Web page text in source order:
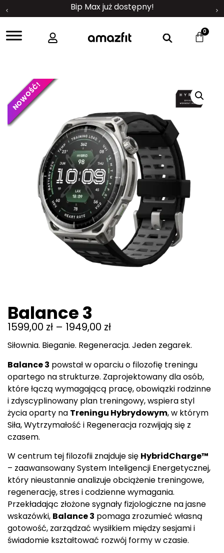
Bip Max już dostępny!
0
NOWOŚĆ!
NOWOŚĆ!
NOWOŚĆ!
NOWOŚĆ!
NOWOŚĆ!
NOWOŚĆ!
NOWOŚĆ!
NOWOŚĆ!
Balance 3
1599,00 zł – 1949,00 zł
Siłownia. Bieganie. Regeneracja. Jeden zegarek.
Balance 3 powstał w oparciu o filozofię treningu
opartego na strukturze. Zaprojektowany dla osób,
które łączą wymagającą pracę, obowiązki rodzinne
i zdyscyplinowany plan treningowy, wspiera styl
życia oparty na Treningu Hybrydowym, w którym
Siła, Wytrzymałość i Regeneracja rozwijają się z
czasem.
W centrum tej filozofii znajduje się HybridCharge™
– zaawansowany System Inteligencji Energetycznej,
który nieustannie analizuje obciążenie treningowe,
regenerację, stres i codzienne wymagania.
Przekładając złożone sygnały fizjologiczne na jasne
wskazówki, Balance 3 pomaga zrozumieć własną
gotowość, zarządzać wysiłkiem między sesjami i
świadomie kształtować rozwój formy w czasie.